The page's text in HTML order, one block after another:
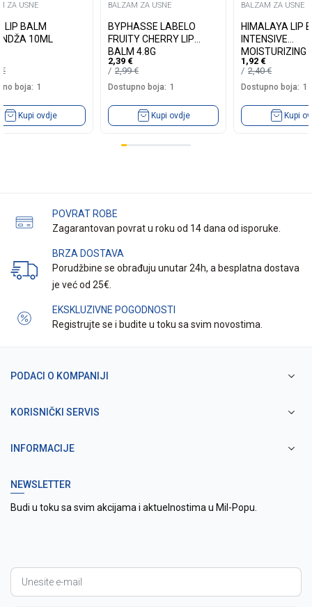
ZA USNE
LIP BALM
10ML
€
boja: 1
Kupi ovdje
BALZAM ZA USNE
BYPHASSE LABELO
FRUITY CHERRY LIP
BALM 4.8G
2,39 €
2,99€
Dostupno boja: 1
Kupi ovdje
BALZAM ZA USNE
HIMALAYA LIP
INTENSIVE
MOISTURIZING
BUTTER 4
1,92 €
2,40€
Dostupno boja: 1
Kupi
POVRAT ROBE
Zagarantovan povrat u roku od 14 dana od isporuke.
BRZA DOSTAVA
Porudžbine se obrađuju unutar 24h, a besplatna dostava
je već od 25€.
EKSKLUZIVNE POGODNOSTI
Registrujte se i budite u toku sa svim novostima.
PODACI O KOMPANIJI
KORISNIČKI SERVIS
INFORMACIJE
NEWSLETTER
Budi u toku sa svim akcijama i aktuelnostima u Mil-Popu.